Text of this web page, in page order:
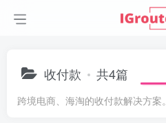
收付款 共4篇
跨境电商、海淘的收付款解决方案。